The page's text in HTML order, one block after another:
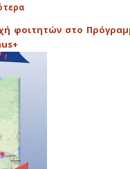
φοιτητών στο